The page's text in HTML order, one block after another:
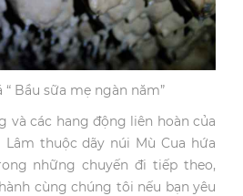
“ Bầu sữa mẹ ngàn năm”
và các hang động liên hoàn của
thuộc dãy núi Mù Cua hứa
những chuyến đi tiếp theo,
cùng chúng tôi nếu bạn yêu